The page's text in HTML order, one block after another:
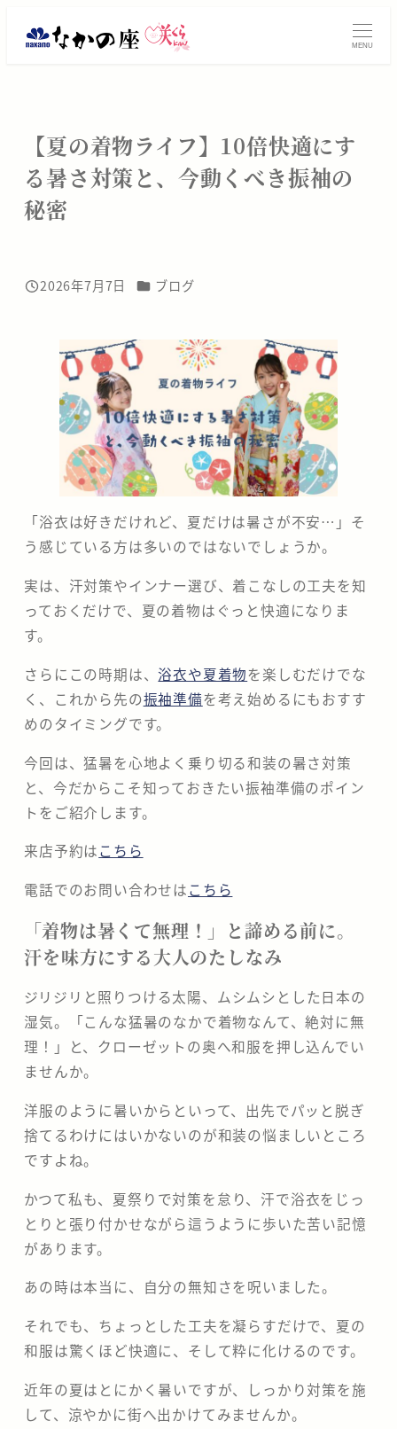
振
ン
タ
ル・
購
か
の
座
MENU
【夏の着物ライフ】10倍快適にす
る暑さ対策と、今動くべき振袖の
秘密
投稿日
2026年7月7日 カテゴリー
ブログ
「浴衣は好きだけれど、夏だけは暑さが不安…」そ
う感じている方は多いのではないでしょうか。
実は、汗対策やインナー選び、着こなしの工夫を知
っておくだけで、夏の着物はぐっと快適になりま
す。
さらにこの時期は、浴衣や夏着物を楽しむだけでな
く、これから先の振袖準備を考え始めるにもおすす
めのタイミングです。
今回は、猛暑を心地よく乗り切る和装の暑さ対策
と、今だからこそ知っておきたい振袖準備のポイン
トをご紹介します。
来店予約はこちら
電話でのお問い合わせはこちら
​「着物は暑くて無理！」と諦める前に。
汗を味方にする大人のたしなみ
​ジリジリと照りつける太陽、ムシムシとした日本の
湿気。「こんな猛暑のなかで着物なんて、絶対に無
理！」と、クローゼットの奥へ和服を押し込んでい
ませんか。
洋服のように暑いからといって、出先でパッと脱ぎ
捨てるわけにはいかないのが和装の悩ましいところ
ですよね。
​かつて私も、夏祭りで対策を怠り、汗で浴衣をじっ
とりと張り付かせながら這うように歩いた苦い記憶
があります。
あの時は本当に、自分の無知さを呪いました。
それでも、ちょっとした工夫を凝らすだけで、夏の
和服は驚くほど快適に、そして粋に化けるのです。
近年の夏はとにかく暑いですが、しっかり対策を施
して、涼やかに街へ出かけてみませんか。